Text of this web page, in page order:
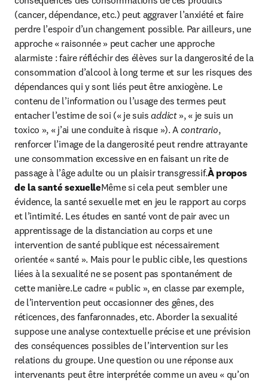
(cancer, dépendance, etc.) peut aggraver l’anxiété et faire
perdre l’espoir d’un changement possible. Par ailleurs, une
approche « raisonnée » peut cacher une approche
alarmiste : faire réfléchir des élèves sur la dangerosité de la
consommation d’alcool à long terme et sur les risques des
dépendances qui y sont liés peut être anxiogène. Le
contenu de l’information ou l’usage des termes peut
entacher l’estime de soi (« je suis addict », « je suis un
toxico », « j’ai une conduite à risque »). A contrario,
renforcer l’image de la dangerosité peut rendre attrayante
une consommation excessive en en faisant un rite de
passage à l’âge adulte ou un plaisir transgressif.À propos
de la santé sexuelleMême si cela peut sembler une
évidence, la santé sexuelle met en jeu le rapport au corps
et l’intimité. Les études en santé vont de pair avec un
apprentissage de la distanciation au corps et une
intervention de santé publique est nécessairement
orientée « santé ». Mais pour le public cible, les questions
liées à la sexualité ne se posent pas spontanément de
cette manière.Le cadre « public », en classe par exemple,
de l’intervention peut occasionner des gênes, des
réticences, des fanfaronnades, etc. Aborder la sexualité
suppose une analyse contextuelle précise et une prévision
des conséquences possibles de l’intervention sur les
relations du groupe. Une question ou une réponse aux
intervenants peut être interprétée comme un aveu « qu’on